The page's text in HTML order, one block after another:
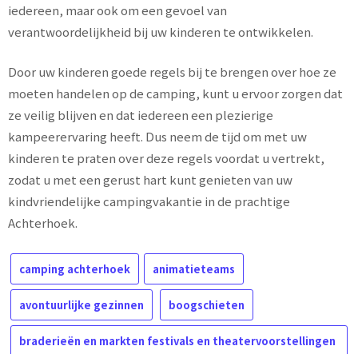
iedereen, maar ook om een gevoel van
verantwoordelijkheid bij uw kinderen te ontwikkelen.
Door uw kinderen goede regels bij te brengen over hoe ze
moeten handelen op de camping, kunt u ervoor zorgen dat
ze veilig blijven en dat iedereen een plezierige
kampeerervaring heeft. Dus neem de tijd om met uw
kinderen te praten over deze regels voordat u vertrekt,
zodat u met een gerust hart kunt genieten van uw
kindvriendelijke campingvakantie in de prachtige
Achterhoek.
camping achterhoek animatieteams
avontuurlijke gezinnen boogschieten
braderieën en markten festivals en theatervoorstellingen